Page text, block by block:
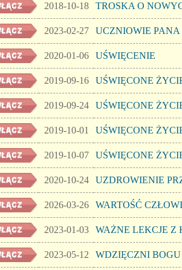
2018-10-18 TROSKA O
2023-02-27 UCZNIOWIE PANA
2020-01-06 UŚWIĘCENIE
2019-09-16 UŚWIĘCONE
2019-09-24 UŚWIĘCONE
2019-10-01 UŚWIĘCONE
2019-10-07 UŚWIĘCONE
2020-10-24 UZDROWIENIE
2026-03-26 WARTOŚĆ
2023-01-03 WAŻNE LEKCJE Z
2023-05-12 WDZIĘCZNI BOGU